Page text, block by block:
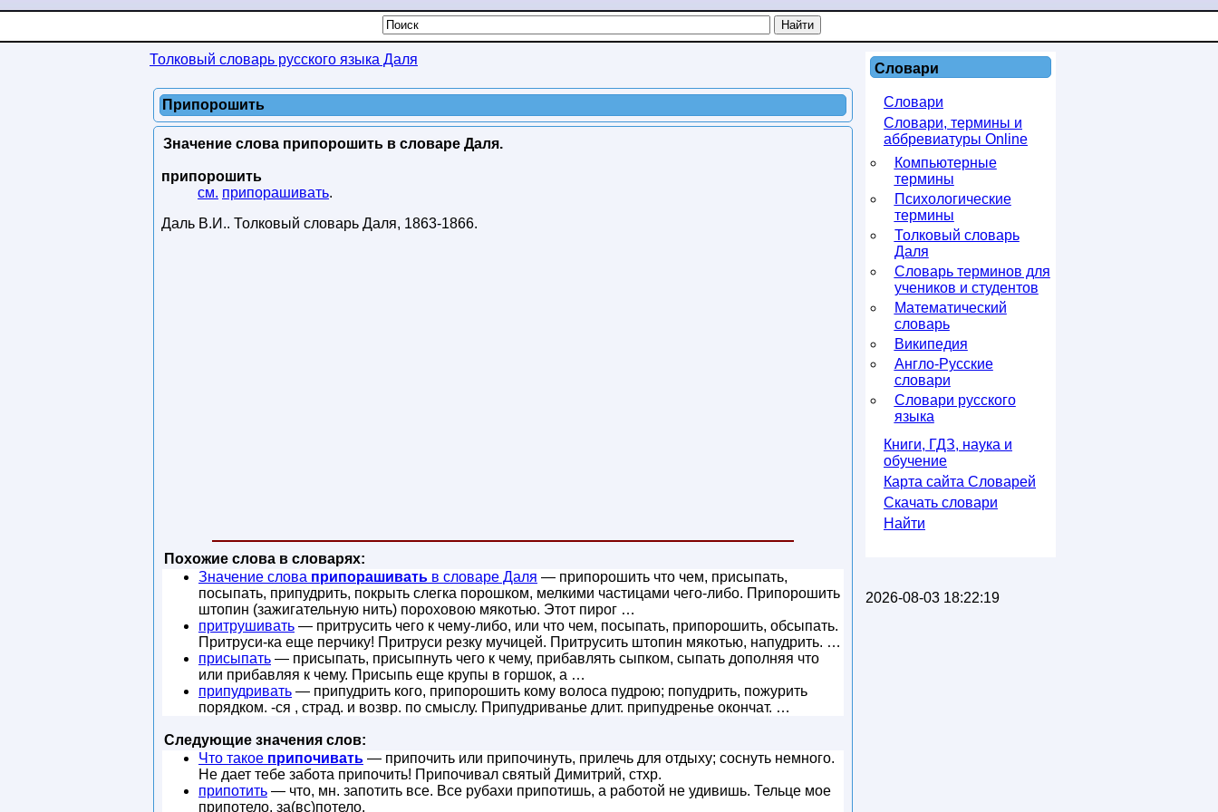
Толковый словарь русского языка Даля
Припорошить
Значение слова припорошить в словаре Даля.
припорошить
см. припорашивать.
Даль В.И.. Толковый словарь Даля, 1863-1866.
Похожие слова в словарях:
Значение слова припорашивать в словаре Даля — припорошить что чем, присыпать,
посыпать, припудрить, покрыть слегка порошком, мелкими частицами чего-либо. Припорошить
штопин (зажигательную нить) пороховою мякотью. Этот пирог …
притрушивать — притрусить чего к чему-либо, или что чем, посыпать, припорошить, обсыпать.
Притруси-ка еще перчику! Притруси резку мучицей. Притрусить штопин мякотью, напудрить. …
присыпать — присыпать, присыпнуть чего к чему, прибавлять сыпком, сыпать дополняя что
или прибавляя к чему. Присыпь еще крупы в горшок, а …
припудривать — припудрить кого, припорошить кому волоса пудрою; попудрить, пожурить
порядком. -ся , страд. и возвр. по смыслу. Припудриванье длит. припудренье окончат. …
Следующие значения слов:
Что такое припочивать — припочить или припочинуть, прилечь для отдыху; соснуть немного.
Не дает тебе забота припочить! Припочивал святый Димитрий, стхр.
припотить — что, мн. запотить все. Все рубахи припотишь, а работой не удивишь. Тельце мое
припотело, за(вс)потело.
Словари
Словари
Словари, термины и
аббревиатуры Online
Компьютерные
термины
Психологические
термины
Толковый словарь
Даля
Словарь терминов для
учеников и студентов
Математический
словарь
Википедия
Англо-Русские
словари
Словари русского
языка
Книги, ГДЗ, наука и
обучение
Карта сайта Словарей
Скачать словари
Найти
2026-08-03 18:22:19